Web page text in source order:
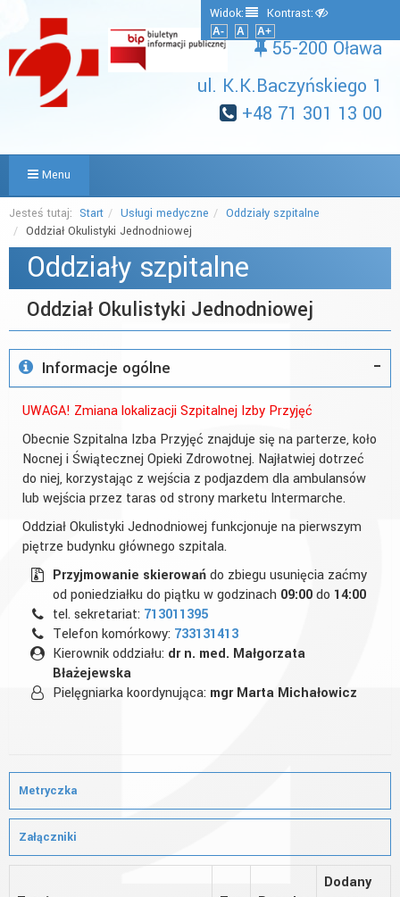
Widok: Kontrast:
A- A A+
55-200 Oława
ul. K.K.Baczyńskiego 1
+48 71 301 13 00
Menu
Jesteś tutaj: Start Usługi medyczne
Oddziały szpitalne
Oddział Okulistyki Jednodniowej
Oddziały szpitalne
Oddział Okulistyki Jednodniowej
Informacje ogólne
UWAGA! Zmiana lokalizacji Szpitalnej Izby Przyjęć
Obecnie Szpitalna Izba Przyjęć znajduje się na parterze, koło
Nocnej i Świątecznej Opieki Zdrowotnej. Najłatwiej dotrzeć
do niej, korzystając z wejścia z podjazdem dla ambulansów
lub wejścia przez taras od strony marketu Intermarche.
Oddział Okulistyki Jednodniowej funkcjonuje na pierwszym
piętrze budynku głównego szpitala.
Przyjmowanie skierowańdo zbiegu usunięcia zaćmy
od poniedziałku do piątku w godzinach 09:00do 14:00
tel. sekretariat: 713011395
Telefon komórkowy: 733131413
Kierownik oddziału: dr n. med. Małgorzata
Błażejewska
Pielęgniarka koordynująca: mgr Marta Michałowicz
Metryczka
Załączniki
Dodany